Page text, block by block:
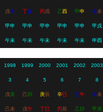
戊子 丁亥 丙戌 乙酉 甲申 癸未
甲申 甲申 甲申 甲申 甲申 甲戌
午未 午未 午未 午未 午未 申酉
1998 1999 2000 2001 2002 2003
3 4 5 6 7 8
戊寅 己卯 庚辰 辛巳 壬午 癸未
己未 戊午 丁巳 丙辰 乙卯 甲寅